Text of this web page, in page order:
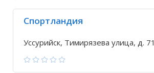
Спортландия
Уссурийск, Тимирязева улица, д. 71